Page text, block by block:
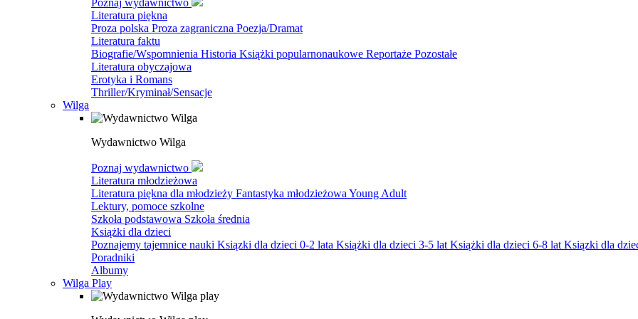
Poznaj wydawnictwo
Literatura piękna
Proza polska Proza zagraniczna Poezja/Dramat
Literatura faktu
Biografie/Wspomnienia Historia Książki popularnonaukowe Reportaże Pozostałe
Literatura obyczajowa
Erotyka i Romans
Thriller/Kryminał/Sensacje
Wilga
Wydawnictwo Wilga
Poznaj wydawnictwo
Literatura młodzieżowa
Literatura piękna dla młodzieży Fantastyka młodzieżowa Young Adult
Lektury, pomoce szkolne
Szkoła podstawowa Szkoła średnia
Książki dla dzieci
Poznajemy tajemnice nauki Ksiązki dla dzieci 0-2 lata Książki dla dzieci 3-5 lat Książki dla dzieci 6-8 lat Ksiązki dla
Poradniki
Albumy
Wilga Play